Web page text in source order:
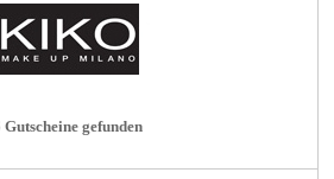
Gutscheine gefunden